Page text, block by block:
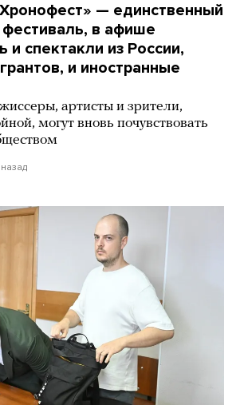
— единственный
в афише
и спектакли из России,
и иностранные
артисты и зрители,
могут вновь почувствовать